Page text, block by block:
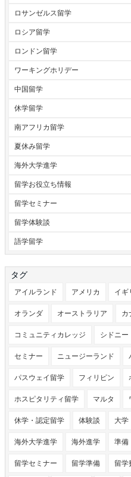
ロサンゼルス留学
ロシア留学
ロンドン留学
ワーキングホリデー
中国留学
休学留学
南アフリカ留学
夏休み留学
海外大学進学
留学お役立ち情報
留学セミナー
留学体験談
語学留学
タグ
アイルランド アメリカ イギ
オランダ オーストラリア カ
コミュニティカレッジ シドニー
セミナー ニュージーランド
パスウェイ留学 フィリピン
ホスピタリティ留学 マルタ
休学・認定留学 体験談 大学
海外大学進学 海外進学 準備
留学セミナー 留学準備 留学